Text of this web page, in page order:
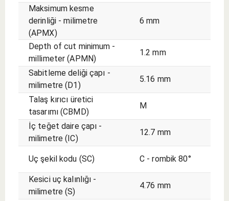
Maksimum kesme
derinliği - milimetre
(APMX)
6 mm
Depth of cut minimum -
millimeter (APMN)
1.2 mm
Sabitleme deliği çapı -
milimetre (D1)
5.16 mm
Talaş kırıcı üretici
tasarımı (CBMD)
M
İç teğet daire çapı -
milimetre (IC)
12.7 mm
Uç şekil kodu (SC) C - rombik 80°
Kesici uç kalınlığı -
milimetre (S)
4.76 mm